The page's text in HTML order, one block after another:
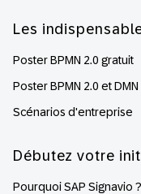
Les
Poster BPMN 2.0 gratuit
Poster BPMN 2.0 et
Scénarios d'entreprise
Débutez votre
Pourquoi SAP Signavio ?